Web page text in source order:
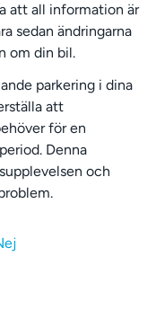
att all information är
sedan ändringarna
om din bil.
parkering i dina
att
för en
Denna
och